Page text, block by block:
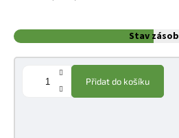
Stav zásob
Přidat do košíku